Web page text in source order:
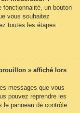
un bouton
vous souhaitez
toutes les étapes
» affiché lors
messages que vous
pouvez reprendre les
le panneau de contrôle